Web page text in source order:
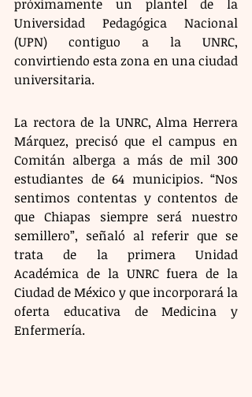
próximamente un plantel de la
Universidad Pedagógica Nacional
(UPN) contiguo a la UNRC,
convirtiendo esta zona en una ciudad
universitaria.
La rectora de la UNRC, Alma Herrera
Márquez, precisó que el campus en
Comitán alberga a más de mil 300
estudiantes de 64 municipios. “Nos
sentimos contentas y contentos de
que Chiapas siempre será nuestro
semillero”, señaló al referir que se
trata de la primera Unidad
Académica de la UNRC fuera de la
Ciudad de México y que incorporará la
oferta educativa de Medicina y
Enfermería.